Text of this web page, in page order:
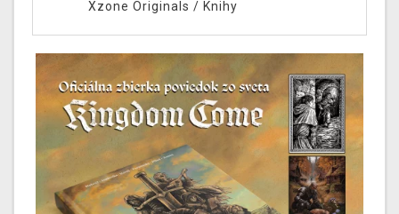
Xzone Originals / Knihy